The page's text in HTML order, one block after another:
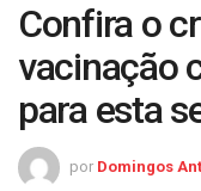
Confira o
vacinação
para esta
por Domingos